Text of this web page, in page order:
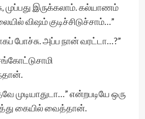
முப்பது இருக்கலாம். கல்யாணம்
விஷம் குடிச்சிடுச்சாம்…”
போச்சு. அப்ப நான் வரட்டா…?”
முடியாதுடா…” என்றபடியே ஒரு
கையில் வைத்தான்.